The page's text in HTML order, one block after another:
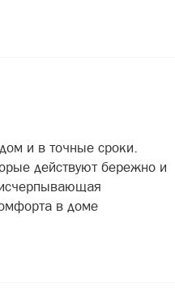
и в точные сроки.
действуют бережно и
в доме